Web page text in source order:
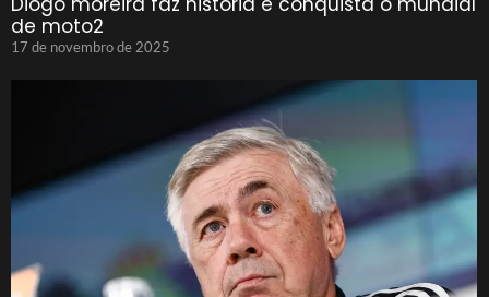
de moto2
17 de novembro de 2025